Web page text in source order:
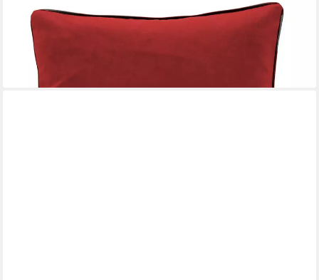
Kissenhülle Samtkissen mit Keder uni Kissenhülle 2er Set 51 x
51 cm SALON Rechtec, (2 Stück), Kissenbezug für Dekokissen
Zierkissen Kissenhülle
ab 35,95 €
lieferbar - in 2-3 Werktagen bei dir